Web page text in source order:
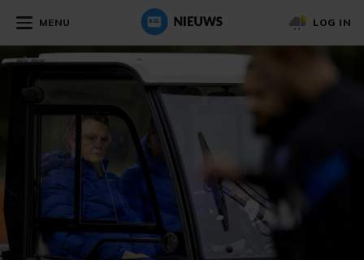
MENU LOG IN